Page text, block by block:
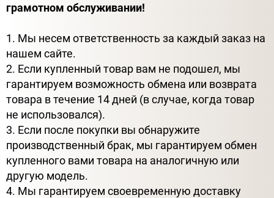
грамотном обслуживании!
1. Мы несем ответственность за каждый заказ на
нашем сайте.
2. Если купленный товар вам не подошел, мы
гарантируем возможность обмена или возврата
товара в течение 14 дней (в случае, когда товар
не использовался).
3. Если после покупки вы обнаружите
производственный брак, мы гарантируем обмен
купленного вами товара на аналогичную или
другую модель.
4. Мы гарантируем своевременную доставку